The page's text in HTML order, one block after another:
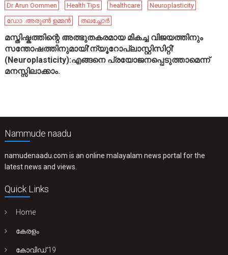
Dr Arun Oommen Health Tips healthcare
Neuroplasticity
ഡോ .അരുൺ ഉമ്മൻ
തലച്ചോർ
മസ്തിഷ്കത്തിന്റെ അത്ഭുതകരമായ മികച്ച വിജയത്തിനും
സന്തോഷത്തിനുമായി’ന്യൂറോപ്ലാസ്റ്റിസിറ്റി’
(Neuroplasticity):എങ്ങനെ പ്രയോജനപ്പെടുത്താമെന്ന്
മനസ്സിലാക്കാം.
Nammude naadu
namudenaadu.com is an online malayalam news portal for the
latest news and views.
Quick Links
Home
കേരളം
കോവിഡ് 19